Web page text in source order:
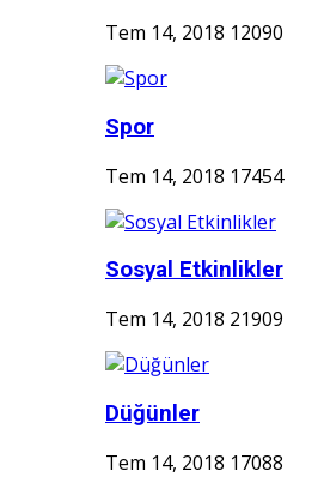
Tem 14, 2018 12090
Spor
Tem 14, 2018 17454
Sosyal Etkinlikler
Tem 14, 2018 21909
Düğünler
Tem 14, 2018 17088